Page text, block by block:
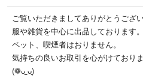
ご覧いただきましてありがとうござい
服や雑貨を中心に出品しております。
ペット、喫煙者はおりません。
気持ちの良いお取引を心がけており
(❁ᴗ͈ˬᴗ͈)